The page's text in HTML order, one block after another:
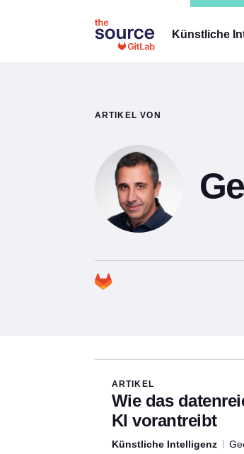
Künstliche
ARTIKEL VON
ARTIKEL
Wie das
KI vorantreibt
Künstliche Intelligenz